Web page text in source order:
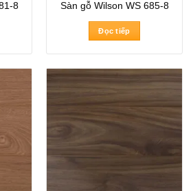
8 Sàn gỗ Wilson WS 685-8
Đọc tiếp